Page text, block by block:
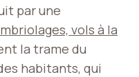
par une
vols à la
la trame du
habitants, qui